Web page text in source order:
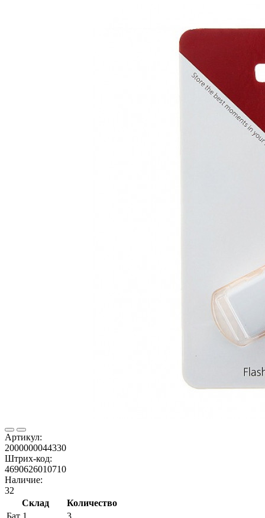
Артикул:
2000000044330
Штрих-код:
4690626010710
Наличие:
32
Склад
Количество
Бат 1
3